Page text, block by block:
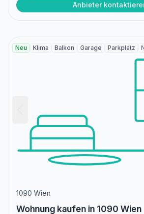
Anbieter
Neu Klima Balkon Garage Parkplatz
1090 Wien
Wohnung kaufen in 1090 Wien